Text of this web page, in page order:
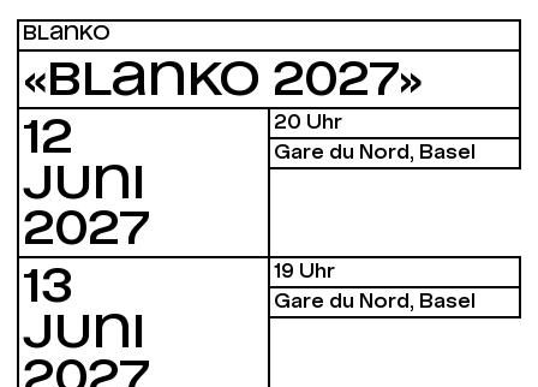
BLANKO
«BLANKO 2027»
12
JUNI
2027
20 Uhr
Gare du Nord, Basel
13
JUNI
19 Uhr
Gare du Nord, Basel